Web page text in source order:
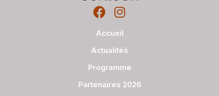
Accueil
Actualités
Programme
Partenaires 2026